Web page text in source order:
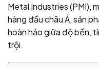
Metal Industries (PMI),
hàng đầu châu Á, sản
hoàn hảo giữa độ bền,
trội.